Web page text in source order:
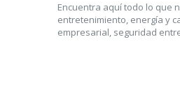
Encuentra aquí todo lo que
entretenimiento, energía y
empresarial, seguridad